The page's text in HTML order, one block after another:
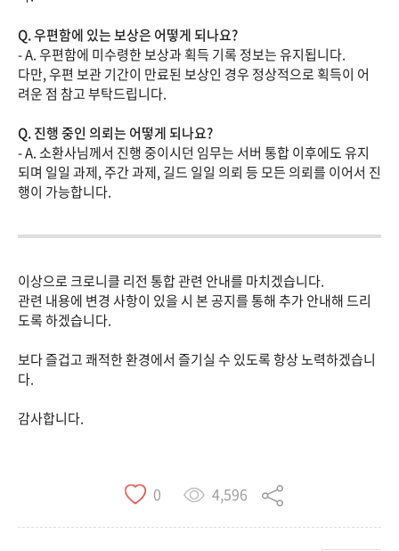
Q. 우편함에 있는 보상은 어떻게 되나요?
- A. 우편함에 미수령한 보상과 획득 기록 정보는 유지됩니다.
다만, 우편 보관 기간이 만료된 보상인 경우 정상적으로 획득이 어
려운 점 참고 부탁드립니다.
Q. 진행 중인 의뢰는 어떻게 되나요?
- A. 소환사님께서 진행 중이시던 임무는 서버 통합 이후에도 유지
되며 일일 과제, 주간 과제, 길드 일일 의뢰 등 모든 의뢰를 이어서 진
행이 가능합니다.
이상으로 크로니클 리전 통합 관련 안내를 마치겠습니다.
관련 내용에 변경 사항이 있을 시 본 공지를 통해 추가 안내해 드리
도록 하겠습니다.
보다 즐겁고 쾌적한 환경에서 즐기실 수 있도록 항상 노력하겠습니
다.
감사합니다.
0 4,596